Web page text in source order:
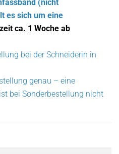
(nicht
es sich um eine
ca. 1 Woche ab
bei der Schneiderin in
genau – eine
bei Sonderbestellung nicht